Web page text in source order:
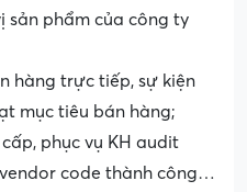
sản phẩm của công ty
hàng trực tiếp, sự kiện
mục tiêu bán hàng;
phục vụ KH audit
code thành công…